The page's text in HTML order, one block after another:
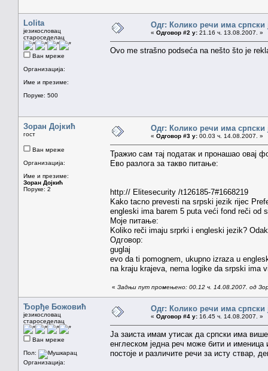
Lolita
језикословац
староседелац
Ван мреже
Организација:
Име и презиме:
Поруке: 500
Одг: Колико речи има српски
« Одговор #2 у: 21.16 ч. 13.08.2007. »
Ovo me strašno podseća na nešto što je
Зоран Дојкић
гост
Ван мреже
Организација:
Име и презиме:
Зоран Дојкић
Поруке: 2
Одг: Колико речи има српски
« Одговор #3 у: 00.03 ч. 14.08.2007. »
Тражио сам тај податак и пронашао овај
Ево разлога за такво питање:
http:// Elitesecurity /t126185-7#1668219
Kako tacno prevesti na srpski jezik rijec
engleski ima barem 5 puta veći fond reči od
Моје питање:
Koliko reči imaju srprki i engleski jezik?
Одговор:
guglaj
evo da ti pomognem, ukupno izraza u
na kraju krajeva, nema logike da srpski ima
« Задњи пут промењено: 00.12 ч. 14.08.2007. од
Ђорђе Божовић
језикословац
староседелац
Ван мреже
Пол:
Организација:
Одг: Колико речи има српски
« Одговор #4 у: 16.45 ч. 14.08.2007. »
Ја заиста имам утисак да српски има
енглеском једна реч може бити и
постоје и различите речи за исту ствар,